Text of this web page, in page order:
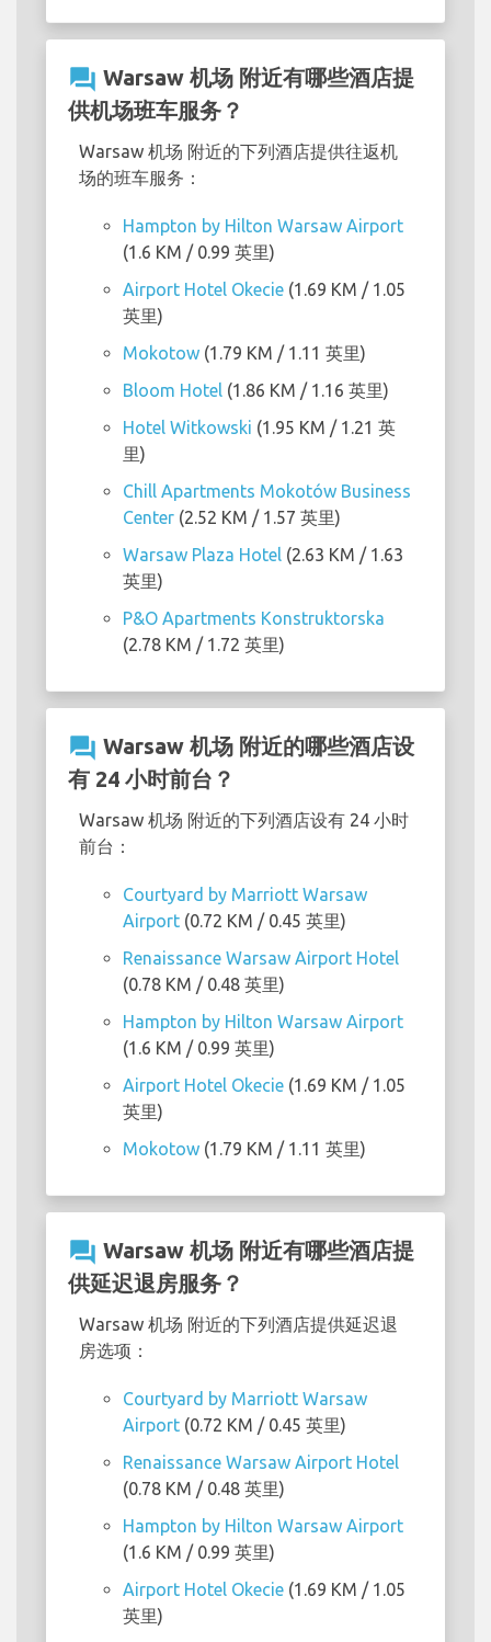
question_answer Warsaw 机场 附近有哪些酒店提
供机场班车服务？
Warsaw 机场 附近的下列酒店提供往返机
场的班车服务：
Hampton by Hilton Warsaw Airport
(1.6 KM / 0.99 英里)
Airport Hotel Okecie (1.69 KM / 1.05
英里)
Mokotow (1.79 KM / 1.11 英里)
Bloom Hotel (1.86 KM / 1.16 英里)
Hotel Witkowski (1.95 KM / 1.21 英
里)
Chill Apartments Mokotów Business
Center (2.52 KM / 1.57 英里)
Warsaw Plaza Hotel (2.63 KM / 1.63
英里)
P&O Apartments Konstruktorska
(2.78 KM / 1.72 英里)
question_answer Warsaw 机场 附近的哪些酒店设
有 24 小时前台？
Warsaw 机场 附近的下列酒店设有 24 小时
前台：
Courtyard by Marriott Warsaw
Airport (0.72 KM / 0.45 英里)
Renaissance Warsaw Airport Hotel
(0.78 KM / 0.48 英里)
Hampton by Hilton Warsaw Airport
(1.6 KM / 0.99 英里)
Airport Hotel Okecie (1.69 KM / 1.05
英里)
Mokotow (1.79 KM / 1.11 英里)
question_answer Warsaw 机场 附近有哪些酒店提
供延迟退房服务？
Warsaw 机场 附近的下列酒店提供延迟退
房选项：
Courtyard by Marriott Warsaw
Airport (0.72 KM / 0.45 英里)
Renaissance Warsaw Airport Hotel
(0.78 KM / 0.48 英里)
Hampton by Hilton Warsaw Airport
(1.6 KM / 0.99 英里)
Airport Hotel Okecie (1.69 KM / 1.05
英里)